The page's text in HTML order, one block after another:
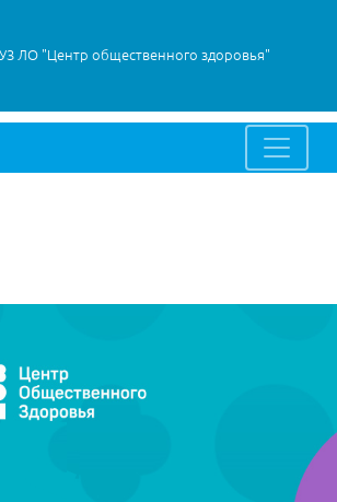
ЛО "Центр общественного здоровья"